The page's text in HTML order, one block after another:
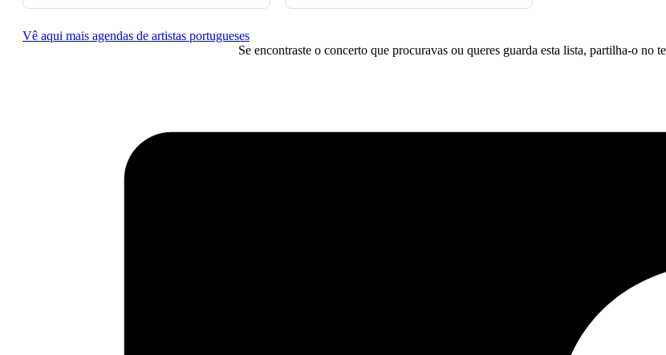
Vê aqui mais agendas de artistas portugueses
Se encontraste o concerto que procuravas ou queres guarda esta lista, partilha-o no